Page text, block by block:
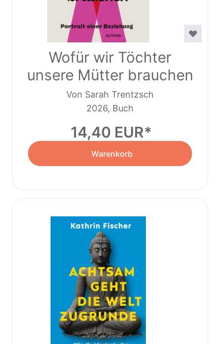
Wofür wir Töchter
unsere Mütter brauchen
Von Sarah Trentzsch
2026, Buch
14,40 EUR
Warenkorb